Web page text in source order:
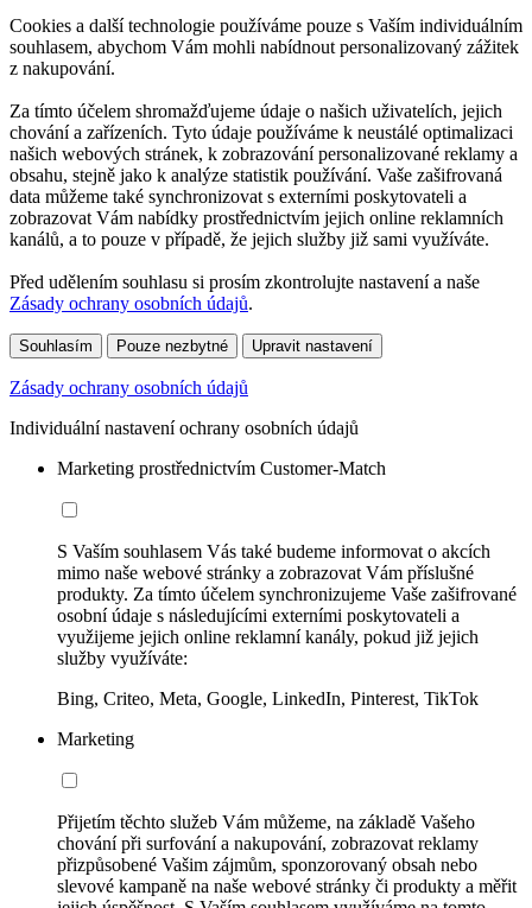
Cookies a další technologie používáme pouze s Vaším individuálním
souhlasem, abychom Vám mohli nabídnout personalizovaný zážitek
z nakupování.
Za tímto účelem shromažďujeme údaje o našich uživatelích, jejich
chování a zařízeních. Tyto údaje používáme k neustálé optimalizaci
našich webových stránek, k zobrazování personalizované reklamy a
obsahu, stejně jako k analýze statistik používání. Vaše zašifrovaná
data můžeme také synchronizovat s externími poskytovateli a
zobrazovat Vám nabídky prostřednictvím jejich online reklamních
kanálů, a to pouze v případě, že jejich služby již sami využíváte.
Před udělením souhlasu si prosím zkontrolujte nastavení a naše
Zásady ochrany osobních údajů.
Souhlasím Pouze nezbytné Upravit nastavení
Zásady ochrany osobních údajů
Individuální nastavení ochrany osobních údajů
Marketing prostřednictvím Customer-Match
S Vaším souhlasem Vás také budeme informovat o akcích
mimo naše webové stránky a zobrazovat Vám příslušné
produkty. Za tímto účelem synchronizujeme Vaše zašifrované
osobní údaje s následujícími externími poskytovateli a
využijeme jejich online reklamní kanály, pokud již jejich
služby využíváte:
Bing, Criteo, Meta, Google, LinkedIn, Pinterest, TikTok
Marketing
Přijetím těchto služeb Vám můžeme, na základě Vašeho
chování při surfování a nakupování, zobrazovat reklamy
přizpůsobené Vašim zájmům, sponzorovaný obsah nebo
slevové kampaně na naše webové stránky či produkty a měřit